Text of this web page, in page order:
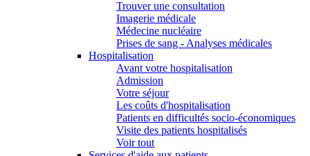
Trouver une consultation
Imagerie médicale
Médecine nucléaire
Prises de sang - Analyses médicales
Hospitalisation
Avant votre hospitalisation
Admission
Votre séjour
Les coûts d'hospitalisation
Patients en difficultés socio-économiques
Visite des patients hospitalisés
Voir tout